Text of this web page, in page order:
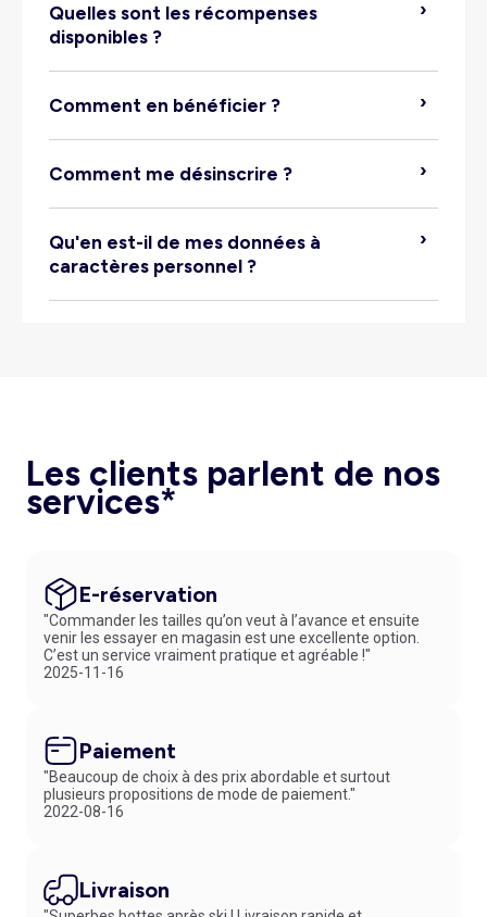
famille > Inviter un membre
Quelles sont les récompenses
disponibles ?
Comment en bénéficier ?
Comment me désinscrire ?
Qu'en est-il de mes données à
caractères personnel ?
Les clients parlent de nos
services*
E-réservation
"Commander les tailles qu’on veut à l’avance et ensuite
venir les essayer en magasin est une excellente option.
C’est un service vraiment pratique et agréable !"
2025-11-16
Paiement
"Beaucoup de choix à des prix abordable et surtout
plusieurs propositions de mode de paiement."
2022-08-16
Livraison